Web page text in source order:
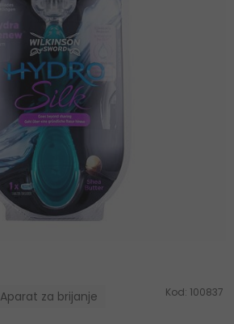
Aparat za brijanje Kod: 100837